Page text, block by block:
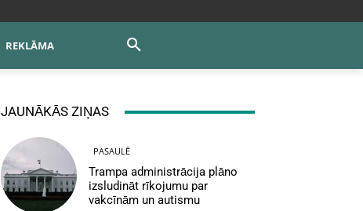
REKLĀMA
JAUNĀKĀS ZIŅAS
PASAULĒ
Trampa administrācija plāno
izsludināt rīkojumu par
vakcīnām un autismu